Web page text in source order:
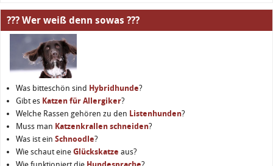
??? Wer weiß denn sowas ???
Was bitteschön sind Hybridhunde?
Gibt es Katzen für Allergiker?
Welche Rassen gehören zu den Listenhunden?
Muss man Katzenkrallen schneiden?
Was ist ein Schnoodle?
Wie schaut eine Glückskatze aus?